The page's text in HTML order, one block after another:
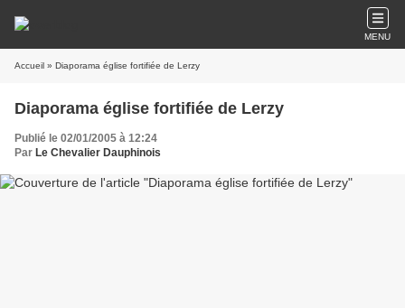
MENU
Accueil » Diaporama église fortifiée de Lerzy
Diaporama église fortifiée de Lerzy
Publié le 02/01/2005 à 12:24
Par Le Chevalier Dauphinois